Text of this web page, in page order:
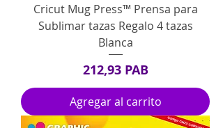
Cricut Mug Press™ Prensa para
Sublimar tazas Regalo 4 tazas
Blanca
Precio
212,93 PAB
Agregar al carrito